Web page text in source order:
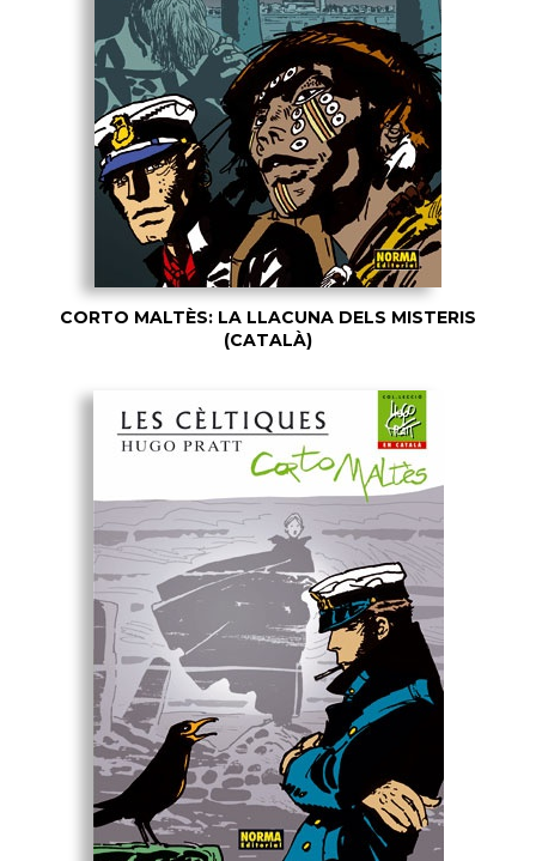
CORTO MALTÈS: LA LLACUNA DELS MISTERIS
(CATALÀ)